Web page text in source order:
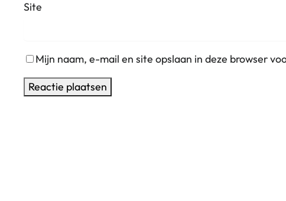
Site
Mijn naam, e-mail en site opslaan in deze browser